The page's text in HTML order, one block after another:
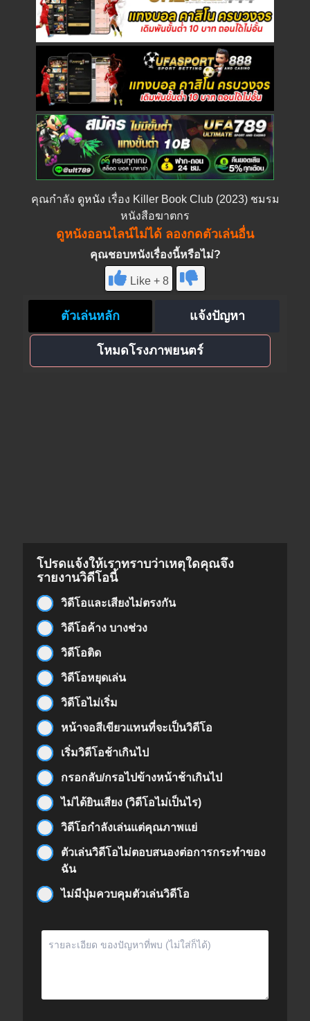
คุณกำลัง ดูหนัง เรื่อง Killer Book Club (2023) ชมรม
หนังสือฆาตกร
ดูหนังออนไลน์ไม่ได้ ลองกดตัวเล่นอื่น
คุณชอบหนังเรื่องนี้หรือไม่?
Like + 8
ตัวเล่นหลัก แจ้งปัญหา
โหมดโรงภาพยนตร์
โปรดแจ้งให้เราทราบว่าเหตุใดคุณจึง
รายงานวิดีโอนี้
วิดีโอและเสียงไม่ตรงกัน
วิดีโอค้าง บางช่วง
วิดีโอติด
วิดีโอหยุดเล่น
วิดีโอไม่เริ่ม
หน้าจอสีเขียวแทนที่จะเป็นวิดีโอ
เริ่มวิดีโอช้าเกินไป
กรอกลับ/กรอไปข้างหน้าช้าเกินไป
ไม่ได้ยินเสียง (วิดีโอไม่เป็นไร)
วิดีโอกำลังเล่นแต่คุณภาพแย่
ตัวเล่นวิดีโอไม่ตอบสนองต่อการกระทำของ
ฉัน
ไม่มีปุ่มควบคุมตัวเล่นวิดีโอ